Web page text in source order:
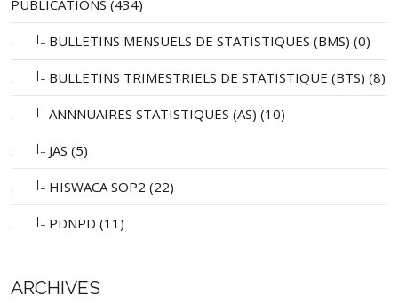
PUBLICATIONS (434)
. |_ BULLETINS MENSUELS DE STATISTIQUES (BMS) (0)
. |_ BULLETINS TRIMESTRIELS DE STATISTIQUE (BTS) (8)
. |_ ANNNUAIRES STATISTIQUES (AS) (10)
. |_ JAS (5)
. |_ HISWACA SOP2 (22)
. |_ PDNPD (11)
ARCHIVES